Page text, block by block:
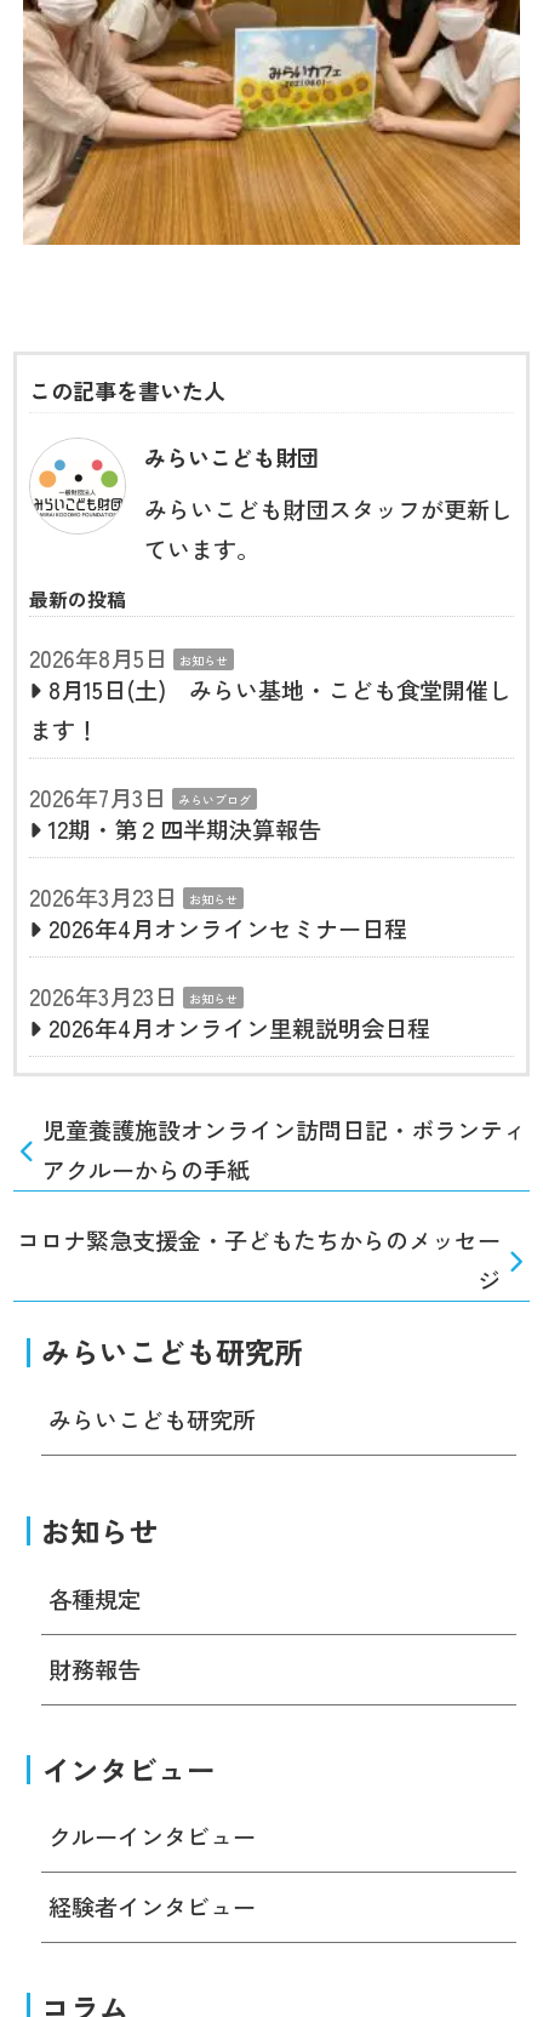
この記事を書いた人
みらいこども財団
みらいこども財団スタッフが更新し
ています。
最新の投稿
2026年8月5日 お知らせ
8月15日(土) みらい基地・こども食堂開催し
ます！
2026年7月3日
みらいブログ
12期・第２四半期決算報告
2026年3月23日
お知らせ
2026年4月オンラインセミナー日程
2026年3月23日
お知らせ
2026年4月オンライン里親説明会日程
児童養護施設オンライン訪問日記・ボランティ
アクルーからの手紙
コロナ緊急支援金・子どもたちからのメッセー
ジ
みらいこども研究所
みらいこども研究所
お知らせ
各種規定
財務報告
インタビュー
クルーインタビュー
経験者インタビュー
コラム